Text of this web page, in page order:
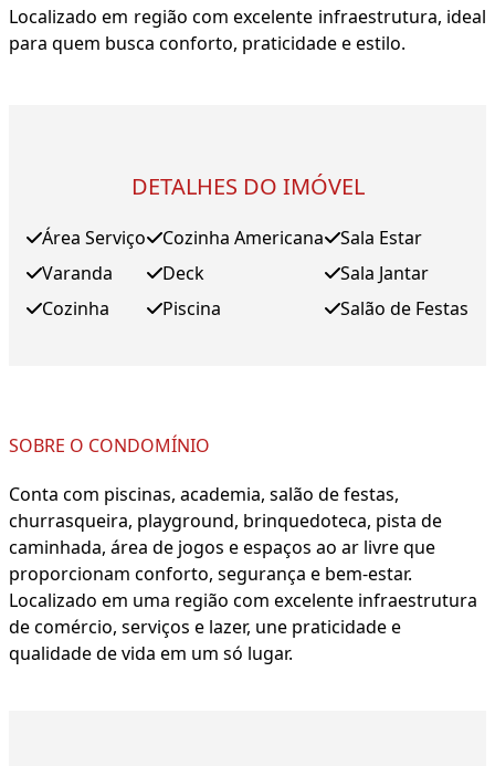
Localizado em região com excelente infraestrutura, ideal
para quem busca conforto, praticidade e estilo.
DETALHES DO IMÓVEL
Área Serviço
Varanda
Cozinha
Cozinha Americana
Deck
Piscina
Sala Estar
Sala Jantar
Salão de Festas
SOBRE O CONDOMÍNIO
Conta com piscinas, academia, salão de festas,
churrasqueira, playground, brinquedoteca, pista de
caminhada, área de jogos e espaços ao ar livre que
proporcionam conforto, segurança e bem-estar.
Localizado em uma região com excelente infraestrutura
de comércio, serviços e lazer, une praticidade e
qualidade de vida em um só lugar.